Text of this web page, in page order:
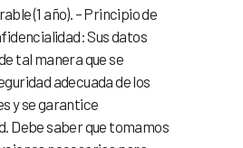
(1 año). – Principio de
Sus datos
tal manera que se
adecuada de los
y se garantice
Debe saber que tomamos